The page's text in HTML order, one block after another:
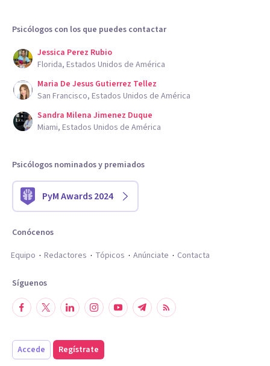
Psicólogos con los que puedes contactar
Jessica Perez Rubio
Florida, Estados Unidos de América
Maria De Jesus Gutierrez Tellez
San Francisco, Estados Unidos de América
Sandra Milena Jimenez Duque
Miami, Estados Unidos de América
Psicólogos nominados y premiados
PyM Awards 2024
Conócenos
Equipo
Redactores Tópicos Anúnciate Contacta
Síguenos
Accede Regístrate